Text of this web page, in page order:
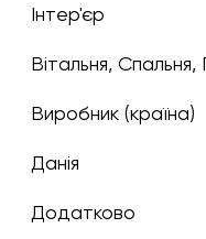
Інтер'єр
Вітальня,
Виробник (країна)
Данія
Додатково